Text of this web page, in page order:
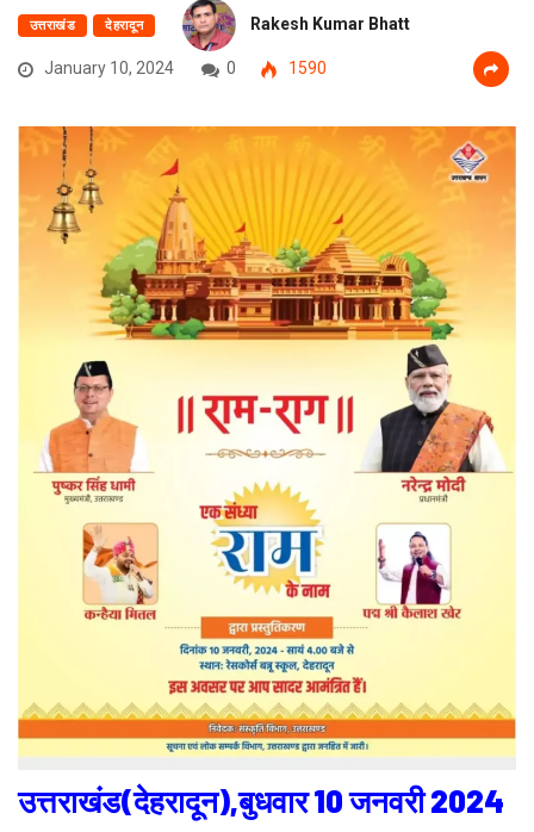
उत्तराखंड देहरादून Rakesh Kumar Bhatt
January 10, 2024 0 1590
उत्तराखंड(देहरादून),बुधवार 10 जनवरी 2024